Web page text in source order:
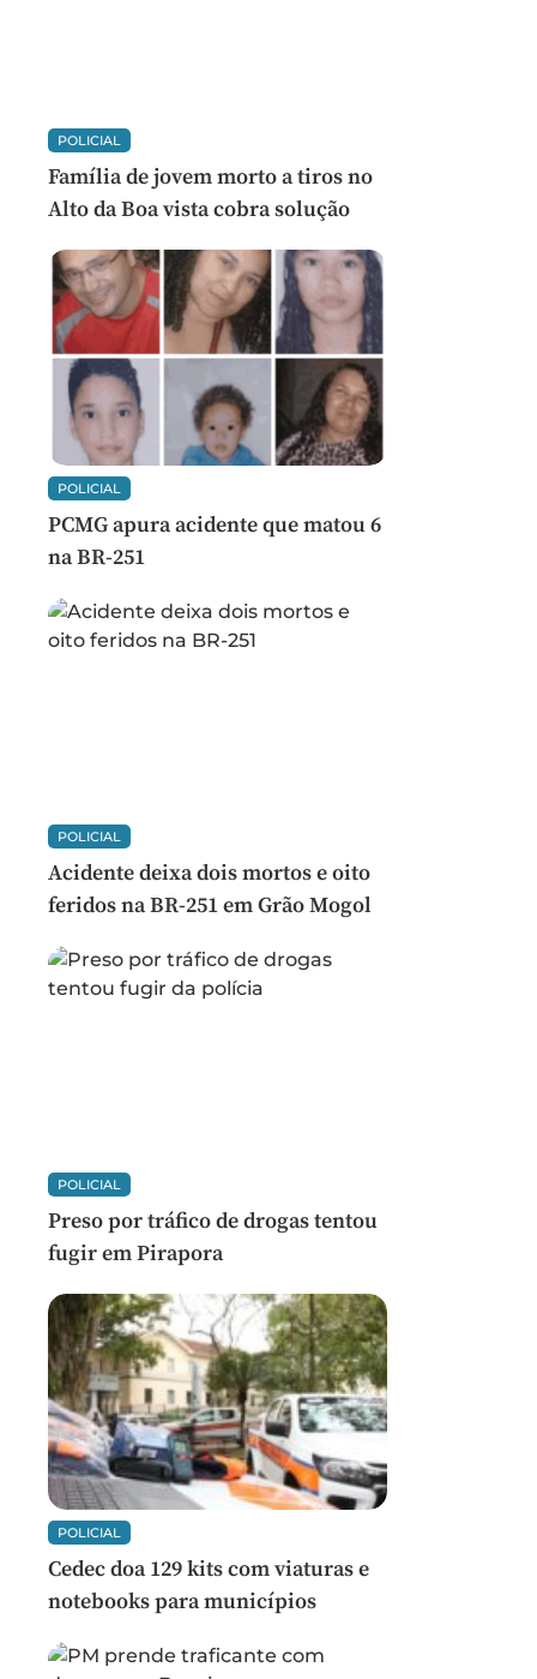
POLICIAL
Família de jovem morto a tiros no
Alto da Boa vista cobra solução
POLICIAL
PCMG apura acidente que matou 6
na BR-251
POLICIAL
Acidente deixa dois mortos e oito
feridos na BR-251 em Grão Mogol
POLICIAL
Preso por tráfico de drogas tentou
fugir em Pirapora
POLICIAL
Cedec doa 129 kits com viaturas e
notebooks para municípios